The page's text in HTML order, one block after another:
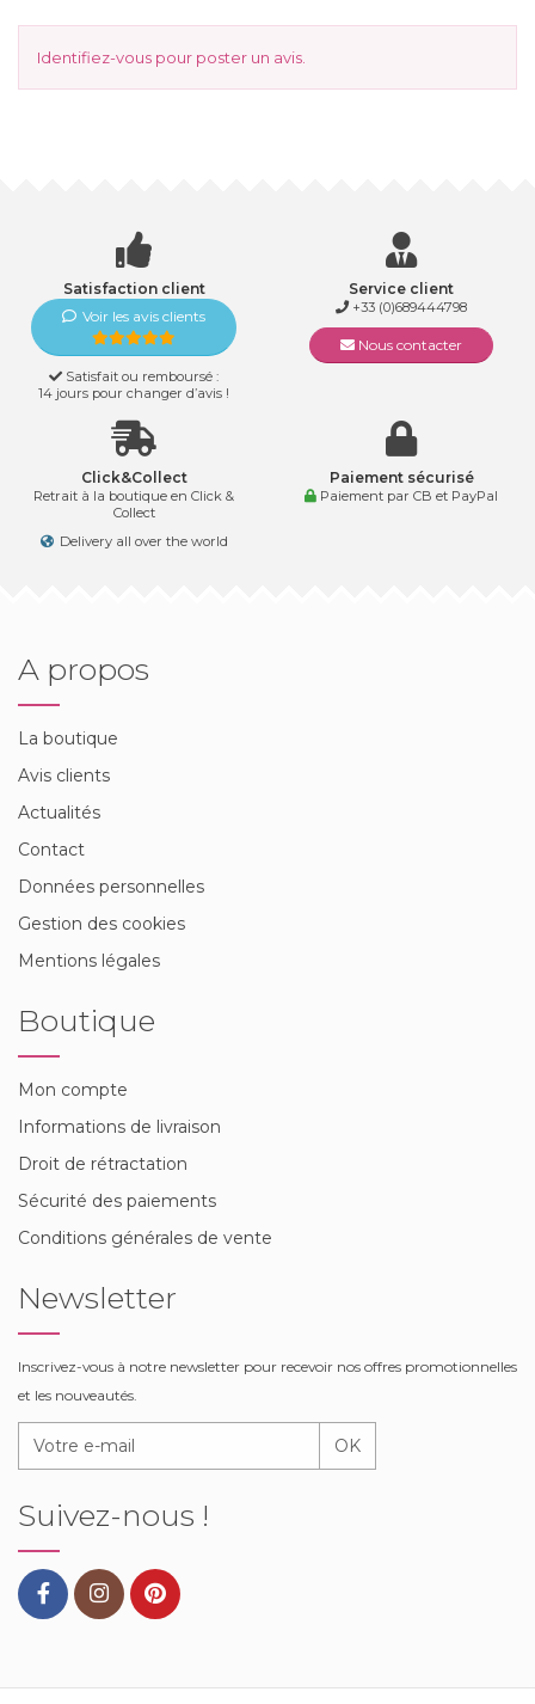
Identifiez-vous pour poster un avis.
Satisfaction client
Voir les avis clients
Satisfait ou remboursé :
14 jours pour changer d’avis !
Service client
+33 (0)689444798
Nous contacter
Click&Collect
Retrait à la boutique en Click &
Collect
Delivery all over the world
Paiement sécurisé
Paiement par CB et PayPal
A propos
La boutique
Avis clients
Actualités
Contact
Données personnelles
Gestion des cookies
Mentions légales
Boutique
Mon compte
Informations de livraison
Droit de rétractation
Sécurité des paiements
Conditions générales de vente
Newsletter
Inscrivez-vous à notre newsletter pour recevoir nos offres promotionnelles
et les nouveautés.
OK
Suivez-nous !